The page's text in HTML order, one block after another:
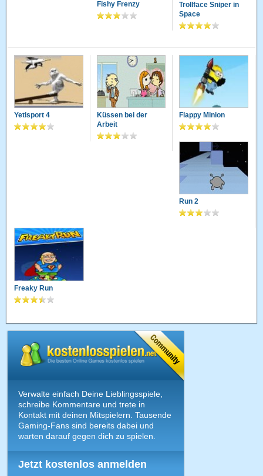
Fishy Frenzy
Trollface Sniper in
Space
Yetisport 4
Küssen bei der
Arbeit
Flappy Minion
Run 2
Freaky Run
Verwalte einfach Deine Lieblingsspiele,
schreibe Kommentare und trete in
Kontakt mit deinen Mitspielern. Tausende
Gaming-Fans sind bereits dabei und
warten darauf gegen dich zu spielen.
Jetzt kostenlos anmelden